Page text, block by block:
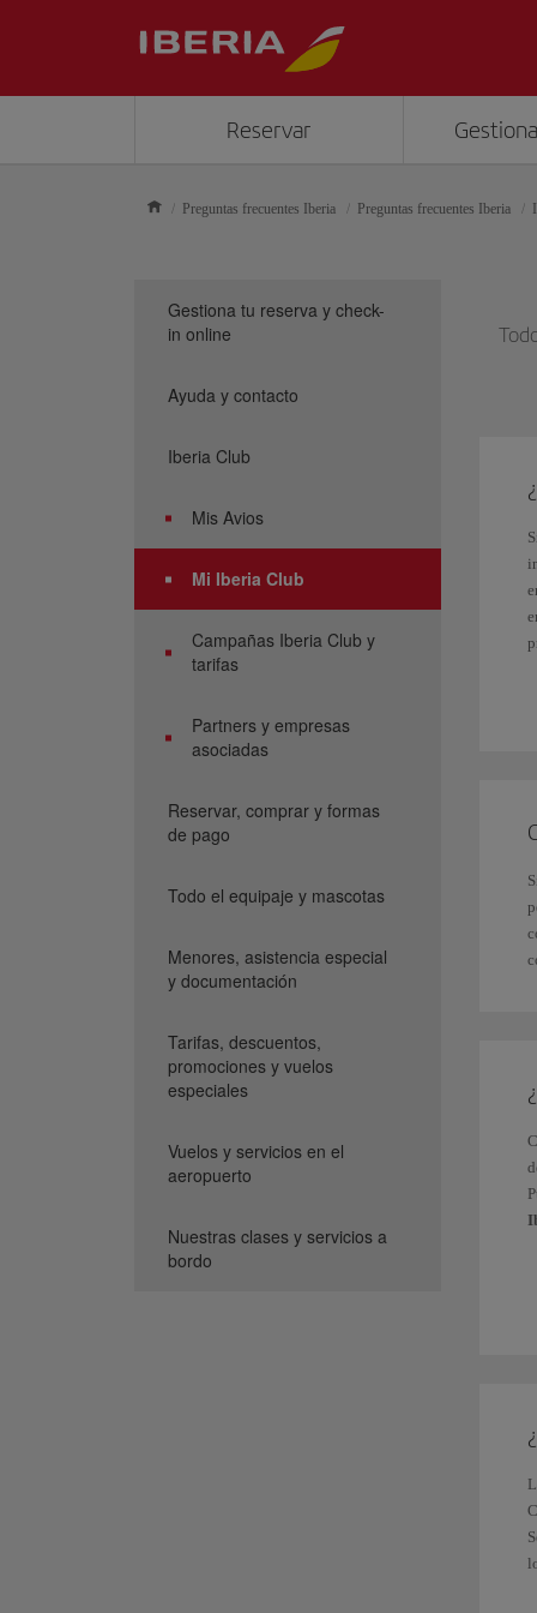
Reservar
Preguntas frecuentes Iberia Preguntas frecuentes Iberia
Gestiona tu reserva y check-
in online
Ayuda y contacto
Iberia Club
Mis Avios
Mi Iberia Club
Campañas Iberia Club y
tarifas
Partners y empresas
asociadas
Reservar, comprar y formas
de pago
Todo el equipaje y mascotas
Menores, asistencia especial
y documentación
Tarifas, descuentos,
promociones y vuelos
especiales
Vuelos y servicios en el
aeropuerto
Nuestras clases y servicios a
bordo